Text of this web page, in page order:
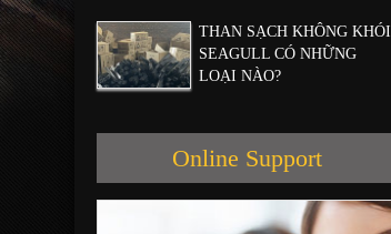
THAN SẠCH KHÔNG KHÓI
SEAGULL CÓ NHỮNG
LOẠI NÀO?
Online Support